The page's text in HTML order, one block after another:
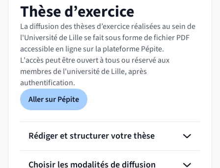
Thèse d’exercice
La diffusion des thèses d’exercice réalisées au sein de
l'Université de Lille se fait sous forme de fichier PDF
accessible en ligne sur la plateforme Pépite.
L'accès peut être ouvert à tous ou réservé aux
membres de l'université de Lille, après
authentification.
Aller sur Pépite(nouvelle fenêtre)
Rédiger et structurer votre thèse
Choisir les modalités de diffusion